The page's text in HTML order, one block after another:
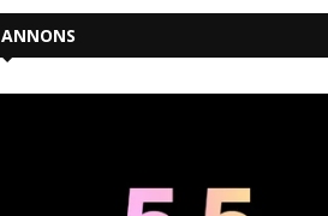
ANNONS